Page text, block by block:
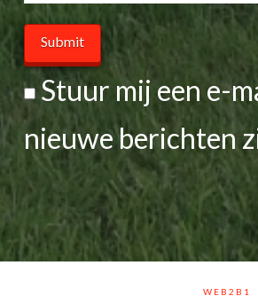
Stuur mij een e-
nieuwe berichten
WEB2B1